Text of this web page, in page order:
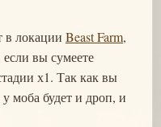
в локации Beast Farm,
если вы сумеете
х1. Так как вы
моба будет и дроп, и